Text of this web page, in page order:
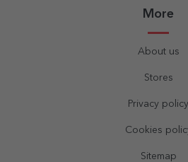
More
About us
Stores
Privacy policy
Cookies
Sitemap